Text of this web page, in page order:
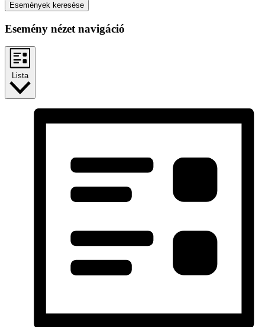
Események keresése
Esemény nézet navigáció
Lista